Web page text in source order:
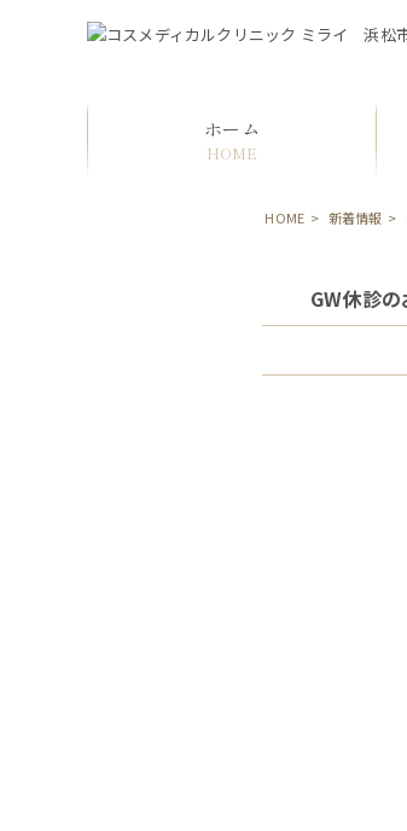
ホーム
HOME
HOME > 新着情報 >
GW休診